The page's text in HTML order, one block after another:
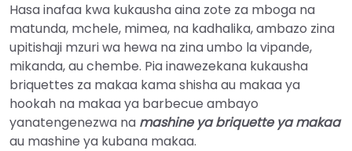
Hasa inafaa kwa kukausha aina zote za mboga na
matunda, mchele, mimea, na kadhalika, ambazo zina
upitishaji mzuri wa hewa na zina umbo la vipande,
mikanda, au chembe. Pia inawezekana kukausha
briquettes za makaa kama shisha au makaa ya
hookah na makaa ya barbecue ambayo
yanatengenezwa na mashine ya briquette ya makaa
au mashine ya kubana makaa.